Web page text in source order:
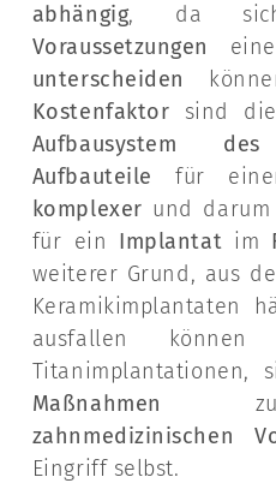
abhängig, da sich
Voraussetzungen
unterscheiden
Kostenfaktor sind
Aufbausystem
Aufbauteile für
komplexer und darum
für ein Implantat im
weiterer Grund, aus
Keramikimplantaten
ausfallen können
Titanimplantationen,
Maßnahmen
zur
zahnmedizinischen
Eingriff selbst.